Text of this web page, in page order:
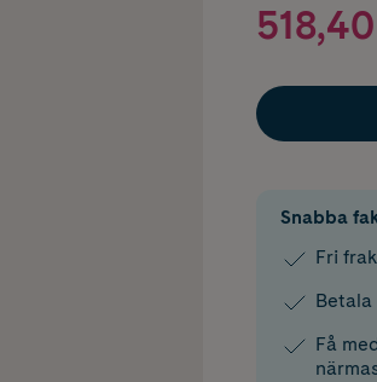
Snabba
Fri
Få